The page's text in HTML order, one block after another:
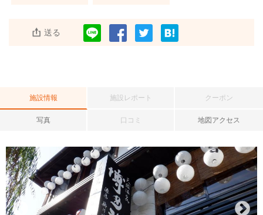
送る
施設情報 施設レポート クーポン
写真 口コミ 地図アクセス